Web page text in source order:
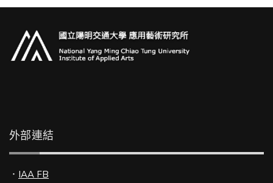
外部連結
． IAA FB